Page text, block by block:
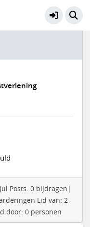
Posts: 0 bijdragen|
Lid van: 2
door: 0 personen